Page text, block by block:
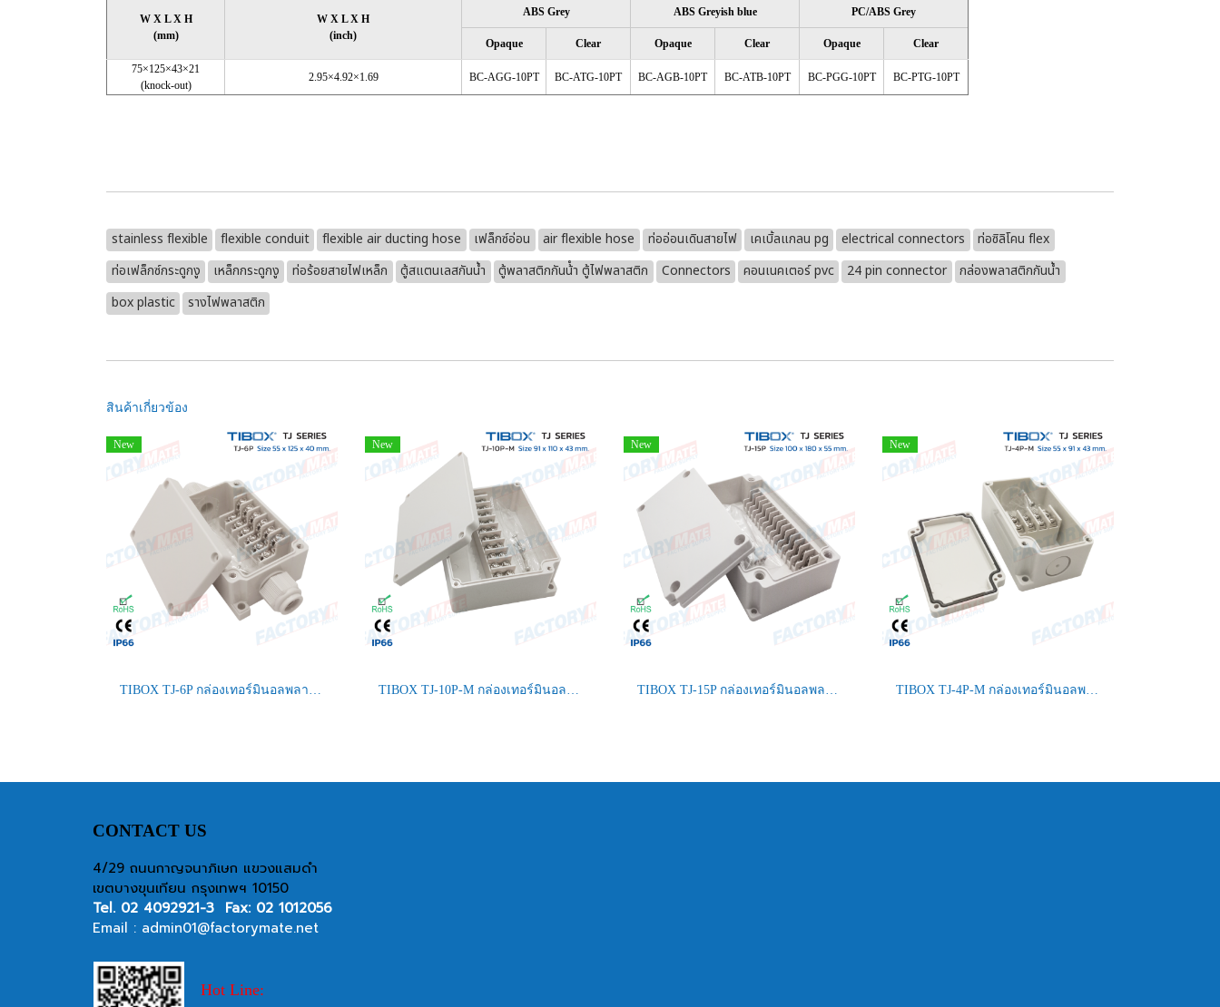
W X L X H
(mm)
W X L X H
(inch)
ABS Grey ABS Greyish blue PC/ABS Grey
Opaque Clear Opaque Clear Opaque
Clear
75×125×43×21
(knock-out)
2.95×4.92×1.69 BC-AGG-10PT BC-ATG-10PT BC-AGB-10PT BC-ATB-10PT BC-PGG-10PT BC-PTG-10PT
stainless flexible flexible conduit flexible air ducting hose เฟล็กซ์อ่อน air flexible hose ท่ออ่อนเดินสายไฟ เคเบิ้ลแกลน pg electrical connectors
ท่อซิลิโคน flex
ท่อเฟล็กซ์กระดูกงู
เหล็กกระดูกงู ท่อร้อยสายไฟเหล็ก ตู้สแตนเลสกันน้ำ ตู้พลาสติกกันน้ํา ตู้ไฟพลาสติก Connectors คอนเนคเตอร์ pvc 24 pin connector
กล่องพลาสติกกันน้ำ
box plastic
รางไฟพลาสติก
สินค้าเกี่ยวข้อง
New
TIBOX TJ-6P กล่องเทอร์มินอลพลาสติก Plastic Terminal Block Box
New
TIBOX TJ-10P-M กล่องเทอร์มินอลพลาสติก Plastic Terminal Block Box
New
TIBOX TJ-15P กล่องเทอร์มินอลพลาสติก Plastic Terminal Block Box
New
TIBOX TJ-4P-M กล่องเทอร์มินอลพลาสติก Plastic Terminal Block Box
CONTACT US
4/29 ถนนกาญจนาภิเษก แขวงแสมดำ
เขตบางขุนเทียน กรุงเทพฯ 10150
Tel. 02 4092921-3 Fax: 02 1012056
Email : admin01@factorymate.net
Hot Line: